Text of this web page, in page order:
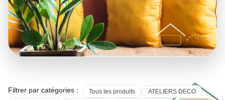
Filtrer par catégories : Tous les produits
ATELIERS DECO